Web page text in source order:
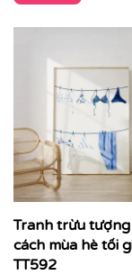
cụ thể, mà
thông qua màu
tranh được ưa
cao cấp – nơi
mỹvà cá tính
Tranh trừu
cách mùa hè tối
TT592